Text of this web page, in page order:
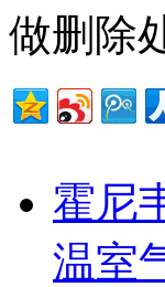
做删除
霍尼
温室